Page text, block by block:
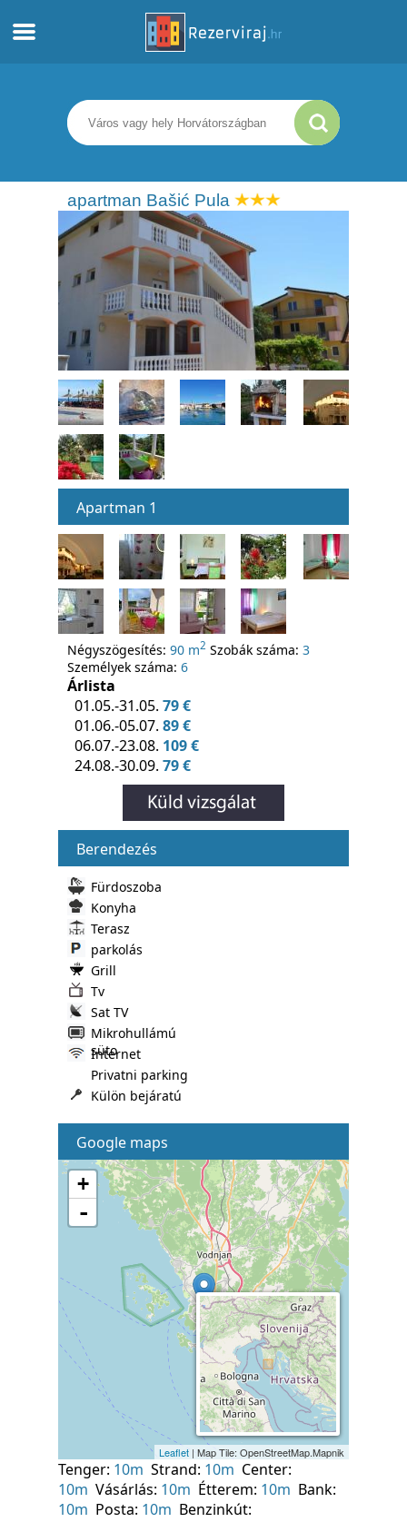
Apartmanok
Turista információ
Strandok
webcams
Ismerkedjen meg Horvátországgal
múzeumok
apartman Bašić Pula
Apartman 1
Négyszögesítés: 90 m2 Szobák száma: 3
Személyek száma: 6
Árlista
01.05.-31.05. 79 €
01.06.-05.07. 89 €
06.07.-23.08. 109 €
24.08.-30.09. 79 €
Berendezés
Fürdoszoba
Konyha
Terasz
parkolás
Grill
Tv
Sat TV
Mikrohullámú
süto
Internet
Privatni parking
Külön bejáratú
Google maps
Tenger: 10m Strand: 10m Center:
10m Vásárlás: 10m Étterem: 10m Bank:
10m Posta: 10m Benzinkút: